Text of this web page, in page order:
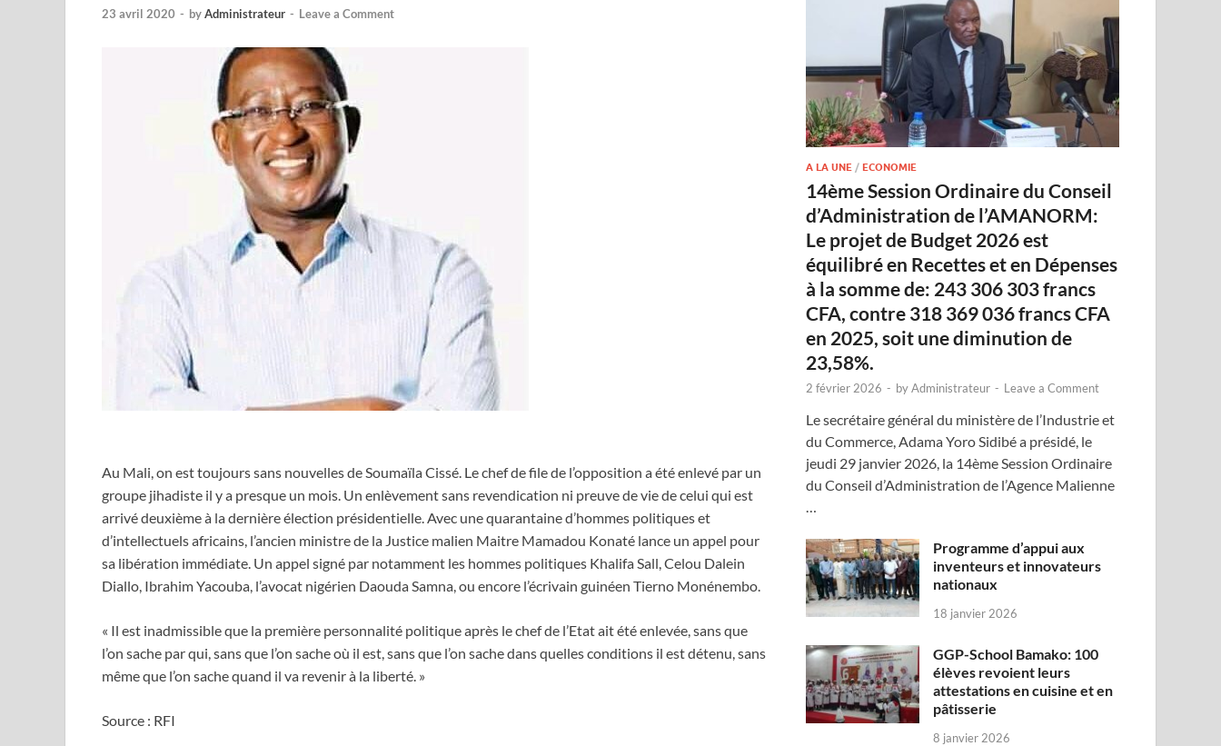
23 avril 2020 - byAdministrateur - Leave a Comment
Au Mali, on est toujours sans nouvelles de Soumaïla Cissé. Le chef de file de l’opposition a été enlevé par un
groupe jihadiste il y a presque un mois. Un enlèvement sans revendication ni preuve de vie de celui qui est
arrivé deuxième à la dernière élection présidentielle. Avec une quarantaine d’hommes politiques et
d’intellectuels africains, l’ancien ministre de la Justice malien Maitre Mamadou Konaté lance un appel pour
sa libération immédiate. Un appel signé par notamment les hommes politiques Khalifa Sall, Celou Dalein
Diallo, Ibrahim Yacouba, l’avocat nigérien Daouda Samna, ou encore l’écrivain guinéen Tierno Monénembo.
« Il est inadmissible que la première personnalité politique après le chef de l’Etat ait été enlevée, sans que
l’on sache par qui, sans que l’on sache où il est, sans que l’on sache dans quelles conditions il est détenu, sans
même que l’on sache quand il va revenir à la liberté. »
Source : RFI
A LA UNE /ECONOMIE
14ème Session Ordinaire du Conseil
d’Administration de l’AMANORM:
Le projet de Budget 2026 est
équilibré en Recettes et en Dépenses
à la somme de: 243 306 303 francs
CFA, contre 318 369 036 francs CFA
en 2025, soit une diminution de
23,58%.
2 février 2026 - byAdministrateur - Leave a Comment
Le secrétaire général du ministère de l’Industrie et
du Commerce, Adama Yoro Sidibé a présidé, le
jeudi 29 janvier 2026, la 14ème Session Ordinaire
du Conseil d’Administration de l’Agence Malienne
…
Programme d’appui aux
inventeurs et innovateurs
nationaux
18 janvier 2026
GGP-School Bamako: 100
élèves revoient leurs
attestations en cuisine et en
pâtisserie
8 janvier 2026